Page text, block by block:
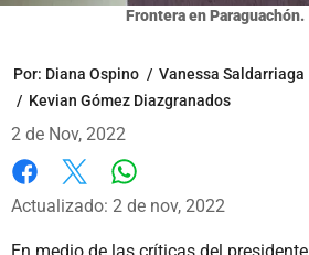
Frontera en Paraguachón.
Por: Diana Ospino / Vanessa Saldarriaga
/ Kevian Gómez Diazgranados
2 de Nov, 2022
Facebook
X
Actualizado: 2 de nov, 2022
En medio de las críticas del presidente